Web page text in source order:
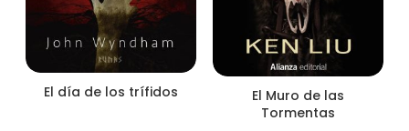
El día de los trífidos
El Muro de las
Tormentas